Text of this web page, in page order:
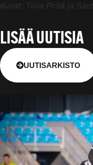
Kuvat: Tiina Pirilä ja
LISÄÄ UUTISIA
UUTISARKISTO